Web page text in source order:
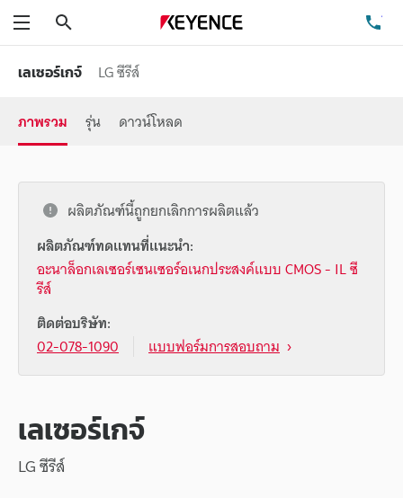
เลเซอร์เกจ์
LG ซีรีส์
ภาพรวม
รุ่น ดาวน์โหลด
ผลิตภัณฑ์นี้ถูกยกเลิกการผลิตแล้ว
ผลิตภัณฑ์ทดแทนที่แนะนำ:
อะนาล็อกเลเซอร์เซนเซอร์อเนกประสงค์แบบ CMOS - IL ซี
รีส์
ติดต่อบริษัท:
02-078-1090
แบบฟอร์มการสอบถาม
เลเซอร์เกจ์
LG ซีรีส์